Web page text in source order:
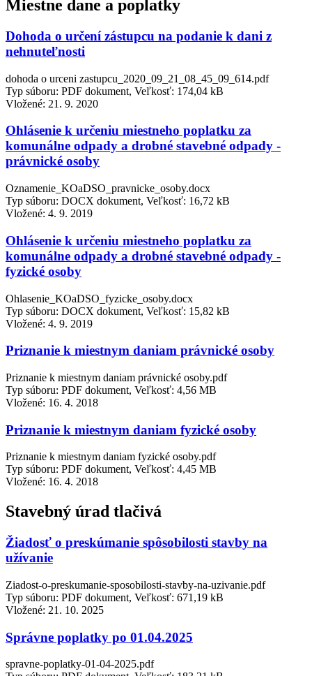
Miestne dane a poplatky
Dohoda o určení zástupcu na podanie k dani z
nehnuteľnosti
dohoda o urceni zastupcu_2020_09_21_08_45_09_614.pdf
Typ súboru: PDF dokument, Veľkosť: 174,04 kB
Vložené: 21. 9. 2020
Ohlásenie k určeniu miestneho poplatku za
komunálne odpady a drobné stavebné odpady -
právnické osoby
Oznamenie_KOaDSO_pravnicke_osoby.docx
Typ súboru: DOCX dokument, Veľkosť: 16,72 kB
Vložené: 4. 9. 2019
Ohlásenie k určeniu miestneho poplatku za
komunálne odpady a drobné stavebné odpady -
fyzické osoby
Ohlasenie_KOaDSO_fyzicke_osoby.docx
Typ súboru: DOCX dokument, Veľkosť: 15,82 kB
Vložené: 4. 9. 2019
Priznanie k miestnym daniam právnické osoby
Priznanie k miestnym daniam právnické osoby.pdf
Typ súboru: PDF dokument, Veľkosť: 4,56 MB
Vložené: 16. 4. 2018
Priznanie k miestnym daniam fyzické osoby
Priznanie k miestnym daniam fyzické osoby.pdf
Typ súboru: PDF dokument, Veľkosť: 4,45 MB
Vložené: 16. 4. 2018
Stavebný úrad tlačivá
Žiadosť o preskúmanie spôsobilosti stavby na
užívanie
Ziadost-o-preskumanie-sposobilosti-stavby-na-uzivanie.pdf
Typ súboru: PDF dokument, Veľkosť: 671,19 kB
Vložené: 21. 10. 2025
Správne poplatky po 01.04.2025
spravne-poplatky-01-04-2025.pdf